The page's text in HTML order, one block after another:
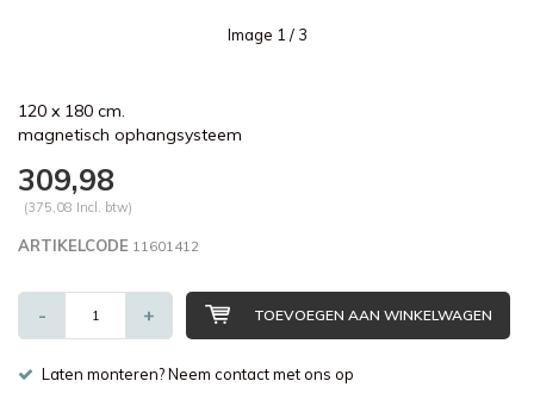
Image 1 / 3
120 x 180 cm.
magnetisch ophangsysteem
309,98
(375,08 Incl. btw)
ARTIKELCODE 11601412
- + TOEVOEGEN AAN WINKELWAGEN
Laten monteren? Neem contact met ons op